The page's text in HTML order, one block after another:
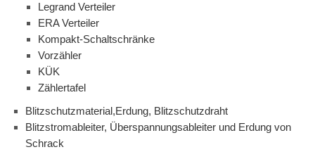
Legrand Verteiler
ERA Verteiler
Kompakt-Schaltschränke
Vorzähler
KÜK
Zählertafel
Blitzschutzmaterial,Erdung, Blitzschutzdraht
Blitzstromableiter, Überspannungsableiter und Erdung von
Schrack